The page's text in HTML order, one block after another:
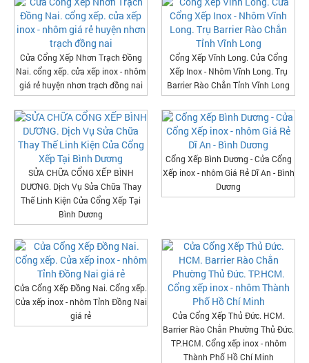
Cửa Cổng Xếp Nhơn Trạch Đồng
Nai. cổng xếp. cửa xếp inox - nhôm
giá rẻ huyện nhơn trạch đồng nai
Cổng Xếp Vĩnh Long. Cửa Cổng
Xếp Inox - Nhôm Vĩnh Long. Trụ
Barrier Rào Chắn Tỉnh Vĩnh Long
SỬA CHỮA CỔNG XẾP BÌNH
DƯƠNG. Dịch Vụ Sửa Chữa Thay
Thế Linh Kiện Cửa Cổng Xếp Tại
Bình Dương
Cổng Xếp Bình Dương - Cửa Cổng
Xếp inox - nhôm Giá Rẻ Dĩ An - Bình
Dương
Cửa Cổng Xếp Đồng Nai. Cổng xếp.
Cửa xếp inox - nhôm Tỉnh Đồng Nai
giá rẻ
Cửa Cổng Xếp Thủ Đức. HCM.
Barrier Rào Chắn Phường Thủ Đức.
TP.HCM. Cổng xếp inox - nhôm
Thành Phố Hồ Chí Minh